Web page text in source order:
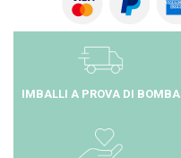
IMBALLI A PROVA DI BOMBA